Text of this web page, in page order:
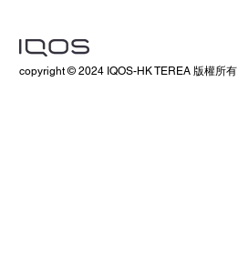
copyright © 2024 IQOS-HK TEREA 版權所有